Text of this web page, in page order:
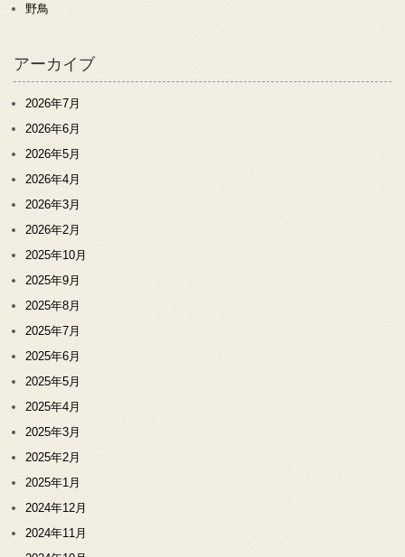
野鳥
アーカイブ
2026年7月
2026年6月
2026年5月
2026年4月
2026年3月
2026年2月
2025年10月
2025年9月
2025年8月
2025年7月
2025年6月
2025年5月
2025年4月
2025年3月
2025年2月
2025年1月
2024年12月
2024年11月